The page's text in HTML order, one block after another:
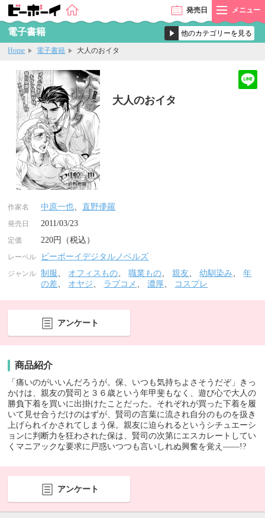
発売日 メニュー
電子書籍
Home 電子書籍 大人のおイタ
大人のおイタ
作家名 中原一也、直野儚羅
発売日 2011/03/23
定価 220円（税込）
レーベル ビーボーイデジタルノベルズ
ジャンル 制服、 オフィスもの、職業もの、親友、幼馴染み、年
の差、 オヤジ、 ラブコメ 、濃厚、 コスプレ
アンケート
商品紹介
「痛いのがいいんだろうが。保、いつも気持ちよさそうだぞ」きっ
かけは、親友の賢司と３６歳という年甲斐もなく、遊び心で大人の
勝負下着を買いに出掛けたことだった。それぞれが買った下着を履
いて見せ合うだけのはずが、賢司の言葉に流され自分のものを扱き
上げられイかされてしまう保。親友に迫られるというシチュエーシ
ョンに判断力を狂わされた保は、賢司の次第にエスカレートしてい
くマニアックな要求に戸惑いつつも言いしれぬ興奮を覚え――!?
アンケート